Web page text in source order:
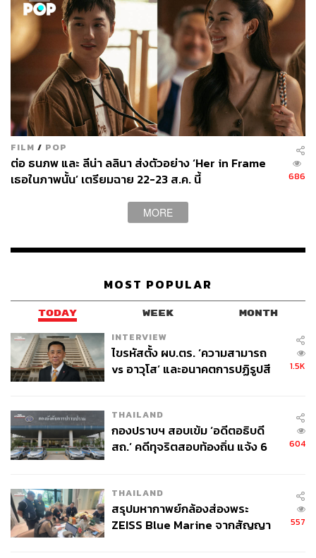
FILM / POP
ต่อ ธนภพ และ ลีน่า ลลินา ส่งตัวอย่าง ‘Her in Frame
เธอในภาพนั้น’ เตรียมฉาย 22-23 ส.ค. นี้
686
MORE
MOST POPULAR
TODAY WEEK MONTH
INTERVIEW
ไขรหัสตั้ง ผบ.ตร. ‘ความสามารถ
vs อาวุโส’ และอนาคตการปฏิรูปสี
1.5K
THAILAND
กองปราบฯ สอบเข้ม ‘อดีตอธิบดี
สถ.’ คดีทุจริตสอบท้องถิ่น แจ้ง 6
604
THAILAND
สรุปมหากาพย์กล้องส่องพระ
ZEISS Blue Marine จากสัญญา
557